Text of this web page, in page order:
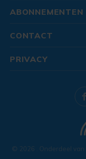
ABONNEMENTEN
CONTACT
© 2026 . Onderdeel van
PRIVACY